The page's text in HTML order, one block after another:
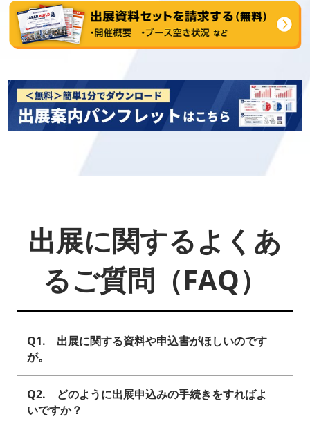
出展に関するよくあ
るご質問（FAQ）
Q1. 出展に関する資料や申込書がほしいのです
が。
Q2. どのように出展申込みの手続きをすればよ
いですか？